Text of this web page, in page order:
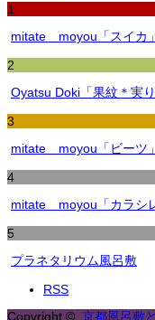
1
mitate moyou「スイカ
2
Oyatsu Doki「果紋＊実
3
mitate moyou「ビーツ
4
mitate moyou「カラシ
5
プラネタリウム風呂敷
RSS
Copyright © 京都風呂敷